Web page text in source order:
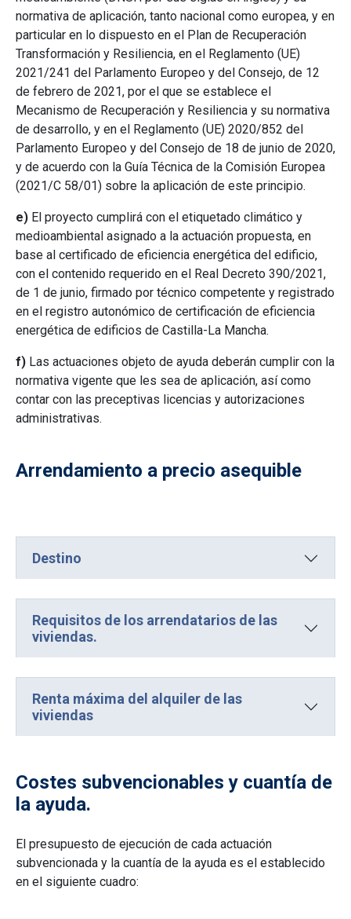
normativa de aplicación, tanto nacional como europea, y en
particular en lo dispuesto en el Plan de Recuperación
Transformación y Resiliencia, en el Reglamento (UE)
2021/241 del Parlamento Europeo y del Consejo, de 12
de febrero de 2021, por el que se establece el
Mecanismo de Recuperación y Resiliencia y su normativa
de desarrollo, y en el Reglamento (UE) 2020/852 del
Parlamento Europeo y del Consejo de 18 de junio de 2020,
y de acuerdo con la Guía Técnica de la Comisión Europea
(2021/C 58/01) sobre la aplicación de este principio.
e) El proyecto cumplirá con el etiquetado climático y
medioambiental asignado a la actuación propuesta, en
base al certificado de eficiencia energética del edificio,
con el contenido requerido en el Real Decreto 390/2021,
de 1 de junio, firmado por técnico competente y registrado
en el registro autonómico de certificación de eficiencia
energética de edificios de Castilla-La Mancha.
f) Las actuaciones objeto de ayuda deberán cumplir con la
normativa vigente que les sea de aplicación, así como
contar con las preceptivas licencias y autorizaciones
administrativas.
Arrendamiento a precio asequible
Destino
Requisitos de los arrendatarios de las
viviendas.
Renta máxima del alquiler de las
viviendas
Costes subvencionables y cuantía de
la ayuda.
El presupuesto de ejecución de cada actuación
subvencionada y la cuantía de la ayuda es el establecido
en el siguiente cuadro: